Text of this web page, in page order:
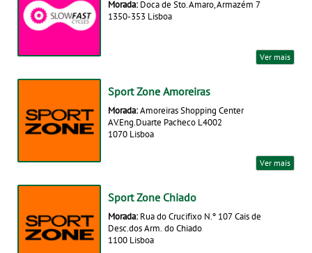
Morada: Doca de Sto. Amaro, Armazém 7
1350-353 Lisboa
Ver mais
Sport Zone Amoreiras
Morada:Amoreiras Shopping Center
AV.Eng.Duarte Pacheco L4002
1070 Lisboa
Ver mais
Sport Zone Chiado
Morada: Rua do Crucifixo N.º 107 Cais de
Desc.dos Arm. do Chiado
1100 Lisboa